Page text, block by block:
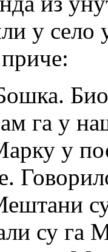
у село
Био
га у
у
су га